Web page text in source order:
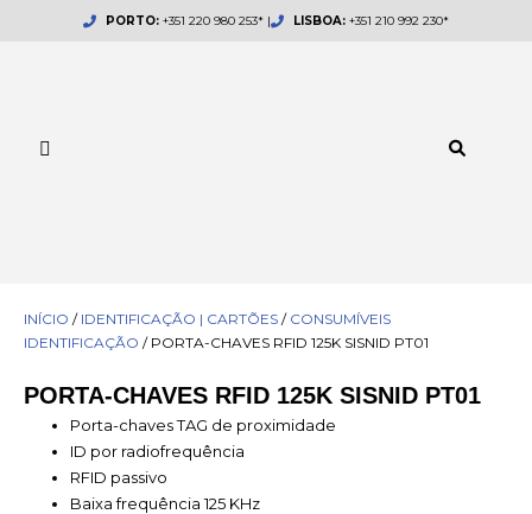
PORTO: +351 220 980 253* | LISBOA:+351 210 992 230*
INÍCIO / IDENTIFICAÇÃO | CARTÕES / CONSUMÍVEIS
IDENTIFICAÇÃO / PORTA-CHAVES RFID 125K SISNID PT01
PORTA-CHAVES RFID 125K SISNID PT01
Porta-chaves TAG de proximidade
ID por radiofrequência
RFID passivo
Baixa frequência 125 KHz